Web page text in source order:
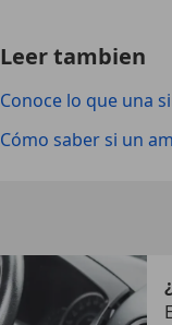
Leer tambien
Conoce lo que una
Cómo saber si un